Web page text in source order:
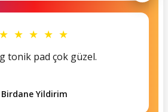
★ ★ ★ ★ ★
tonik pad çok güzel.
Birdane Yildirim